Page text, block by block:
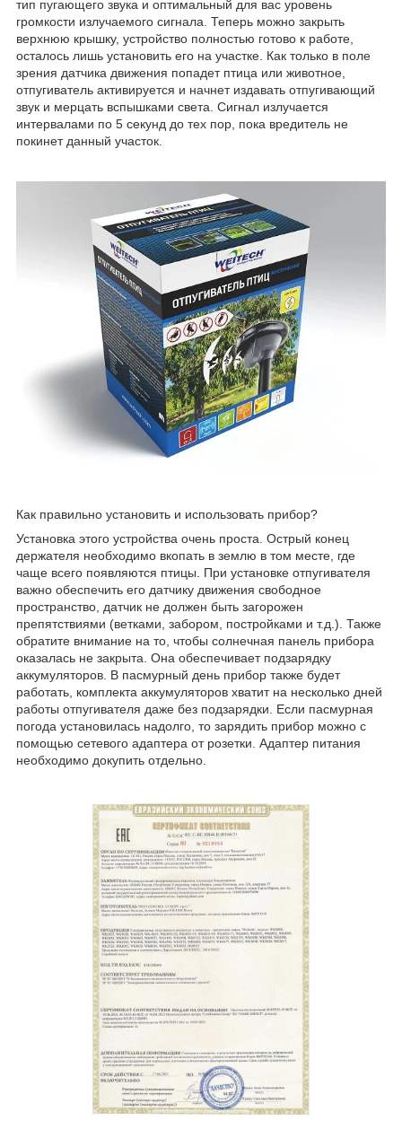
тип пугающего звука и оптимальный для вас уровень
громкости излучаемого сигнала. Теперь можно закрыть
верхнюю крышку, устройство полностью готово к работе,
осталось лишь установить его на участке. Как только в поле
зрения датчика движения попадет птица или животное,
отпугиватель активируется и начнет издавать отпугивающий
звук и мерцать вспышками света. Сигнал излучается
интервалами по 5 секунд до тех пор, пока вредитель не
покинет данный участок.
Как правильно установить и использовать прибор?
Установка этого устройства очень проста. Острый конец
держателя необходимо вкопать в землю в том месте, где
чаще всего появляются птицы. При установке отпугивателя
важно обеспечить его датчику движения свободное
пространство, датчик не должен быть загорожен
препятствиями (ветками, забором, постройками и т.д.). Также
обратите внимание на то, чтобы солнечная панель прибора
оказалась не закрыта. Она обеспечивает подзарядку
аккумуляторов. В пасмурный день прибор также будет
работать, комплекта аккумуляторов хватит на несколько дней
работы отпугивателя даже без подзарядки. Если пасмурная
погода установилась надолго, то зарядить прибор можно с
помощью сетевого адаптера от розетки. Адаптер питания
необходимо докупить отдельно.